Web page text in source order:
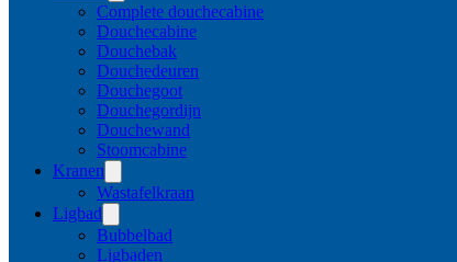
Complete douchecabine
Douchecabine
Douchebak
Douchedeuren
Douchegoot
Douchegordijn
Douchewand
Stoomcabine
Kranen
Wastafelkraan
Ligbad
Bubbelbad
Ligbaden